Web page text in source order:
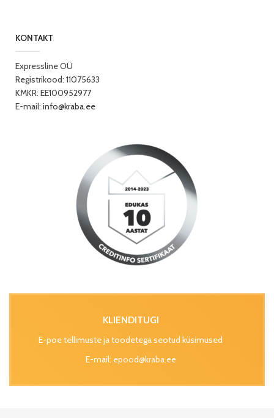
KONTAKT
Expressline OÜ
Registrikood: 11075633
KMKR: EE100952977
E-mail: info@kraba.ee
KLIENDITUGI
E-poe tellimuste ja toodetega seotud küsimused
E-mail: epood@kraba.ee